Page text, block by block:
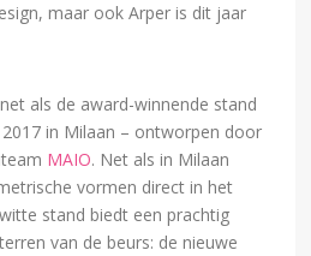
maar ook Arper is dit jaar
als de award-winnende stand
in Milaan – ontworpen door
MAIO. Net als in Milaan
vormen direct in het
stand biedt een prachtig
van de beurs: de nieuwe